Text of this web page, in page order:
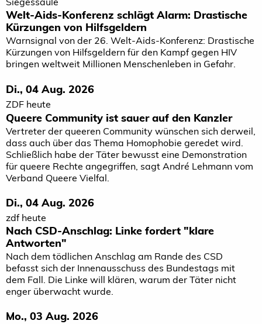
Welt-Aids-Konferenz schlägt Alarm: Drastische
Kürzungen von Hilfsgeldern
Warnsignal von der 26. Welt-Aids-Konferenz: Drastische
Kürzungen von Hilfsgeldern für den Kampf gegen HIV
bringen weltweit Millionen Menschenleben in Gefahr.
Di., 04 Aug. 2026
ZDF heute
Queere Community ist sauer auf den Kanzler
Vertreter der queeren Community wünschen sich derweil,
dass auch über das Thema Homophobie geredet wird.
Schließlich habe der Täter bewusst eine Demonstration
für queere Rechte angegriffen, sagt André Lehmann vom
Verband Queere Vielfal.
Di., 04 Aug. 2026
zdf heute
Nach CSD-Anschlag: Linke fordert "klare
Antworten"
Nach dem tödlichen Anschlag am Rande des CSD
befasst sich der Innenausschuss des Bundestags mit
dem Fall. Die Linke will klären, warum der Täter nicht
enger überwacht wurde.
Mo., 03 Aug. 2026